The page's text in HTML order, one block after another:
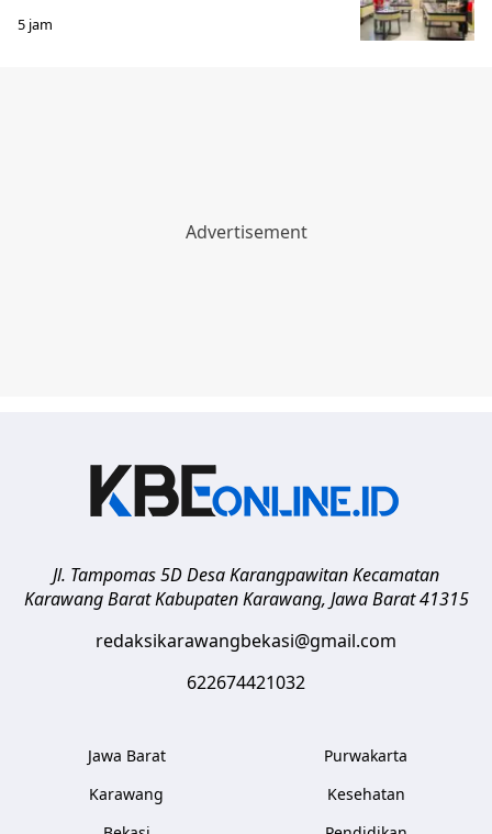
5 jam
Jl. Tampomas 5D Desa Karangpawitan Kecamatan
Karawang Barat Kabupaten Karawang, Jawa Barat 41315
redaksikarawangbekasi@gmail.com
622674421032
Jawa Barat
Karawang
Purwakarta
Kesehatan